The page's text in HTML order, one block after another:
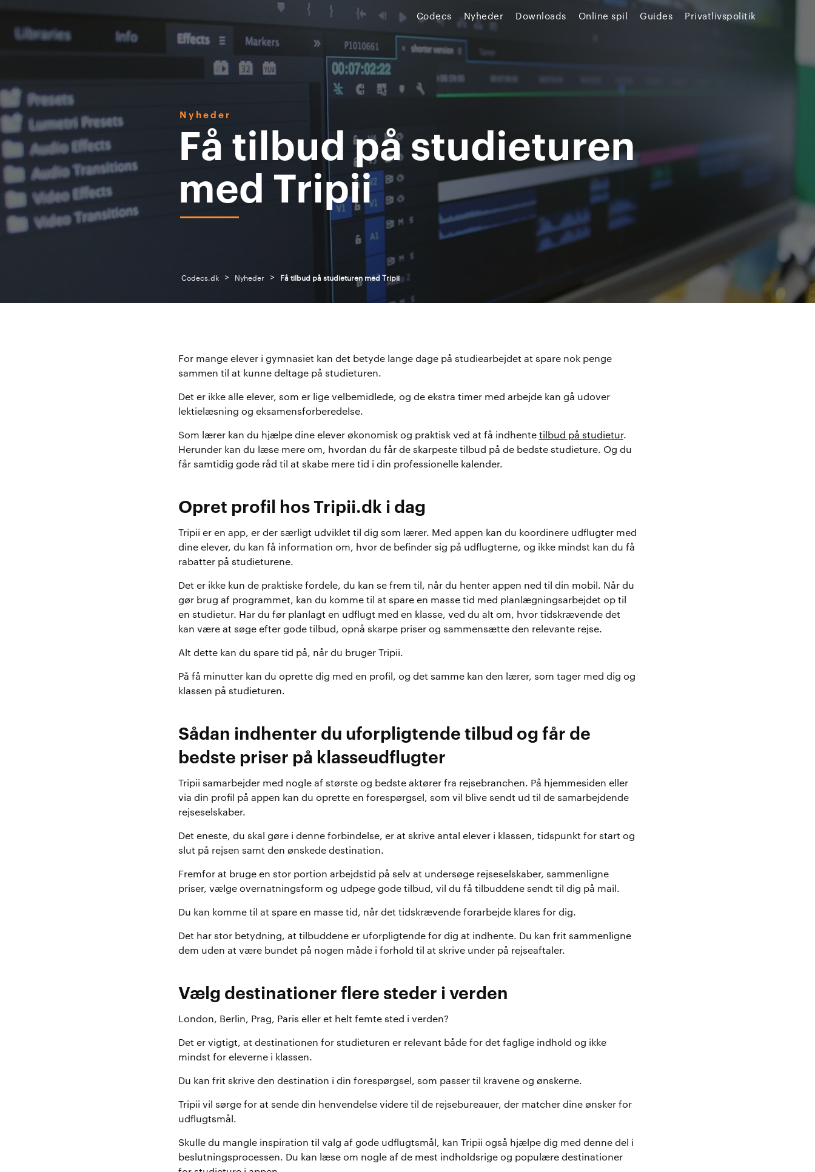
Codecs Nyheder Downloads Online spil Guides Privatlivspolitik
Nyheder
Få tilbud på studieturen
med Tripii
Codecs.dk > Nyheder > Få tilbud på studieturen med Tripii
For mange elever i gymnasiet kan det betyde lange dage på studiearbejdet at spare nok penge
sammen til at kunne deltage på studieturen.
Det er ikke alle elever, som er lige velbemidlede, og de ekstra timer med arbejde kan gå udover
lektielæsning og eksamensforberedelse.
Som lærer kan du hjælpe dine elever økonomisk og praktisk ved at få indhente tilbud på studietur.
Herunder kan du læse mere om, hvordan du får de skarpeste tilbud på de bedste studieture. Og du
får samtidig gode råd til at skabe mere tid i din professionelle kalender.
Opret profil hos Tripii.dk i dag
Tripii er en app, er der særligt udviklet til dig som lærer. Med appen kan du koordinere udflugter med
dine elever, du kan få information om, hvor de befinder sig på udflugterne, og ikke mindst kan du få
rabatter på studieturene.
Det er ikke kun de praktiske fordele, du kan se frem til, når du henter appen ned til din mobil. Når du
gør brug af programmet, kan du komme til at spare en masse tid med planlægningsarbejdet op til
en studietur. Har du før planlagt en udflugt med en klasse, ved du alt om, hvor tidskrævende det
kan være at søge efter gode tilbud, opnå skarpe priser og sammensætte den relevante rejse.
Alt dette kan du spare tid på, når du bruger Tripii.
På få minutter kan du oprette dig med en profil, og det samme kan den lærer, som tager med dig og
klassen på studieturen.
Sådan indhenter du uforpligtende tilbud og får de
bedste priser på klasseudflugter
Tripii samarbejder med nogle af største og bedste aktører fra rejsebranchen. På hjemmesiden eller
via din profil på appen kan du oprette en forespørgsel, som vil blive sendt ud til de samarbejdende
rejseselskaber.
Det eneste, du skal gøre i denne forbindelse, er at skrive antal elever i klassen, tidspunkt for start og
slut på rejsen samt den ønskede destination.
Fremfor at bruge en stor portion arbejdstid på selv at undersøge rejseselskaber, sammenligne
priser, vælge overnatningsform og udpege gode tilbud, vil du få tilbuddene sendt til dig på mail.
Du kan komme til at spare en masse tid, når det tidskrævende forarbejde klares for dig.
Det har stor betydning, at tilbuddene er uforpligtende for dig at indhente. Du kan frit sammenligne
dem uden at være bundet på nogen måde i forhold til at skrive under på rejseaftaler.
Vælg destinationer flere steder i verden
London, Berlin, Prag, Paris eller et helt femte sted i verden?
Det er vigtigt, at destinationen for studieturen er relevant både for det faglige indhold og ikke
mindst for eleverne i klassen.
Du kan frit skrive den destination i din forespørgsel, som passer til kravene og ønskerne.
Tripii vil sørge for at sende din henvendelse videre til de rejsebureauer, der matcher dine ønsker for
udflugtsmål.
Skulle du mangle inspiration til valg af gode udflugtsmål, kan Tripii også hjælpe dig med denne del i
beslutningsprocessen. Du kan læse om nogle af de mest indholdsrige og populære destinationer